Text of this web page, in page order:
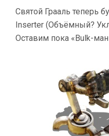
Святой Грааль теперь
Inserter (Объёмный?
Оставим пока «Bulk-